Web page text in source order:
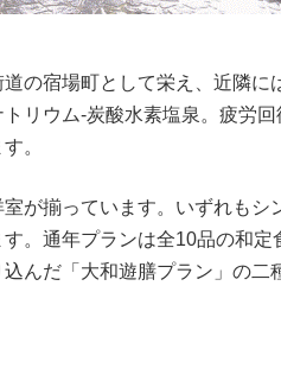
の宿場町として栄え、近隣
トリウム-炭酸水素塩泉。疲労
。
が揃っています。いずれも
す。通年プランは全10品の和
んだ「大和遊膳プラン」の